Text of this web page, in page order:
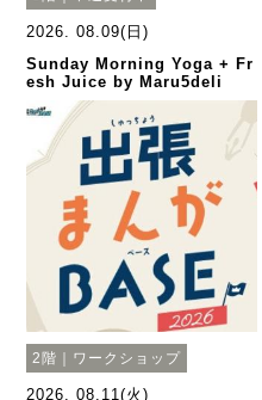
2026. 08.09(日)
Sunday Morning Yoga + Fr
esh Juice by Maru5deli
2階｜ワークショップ
2026. 08.11(火)